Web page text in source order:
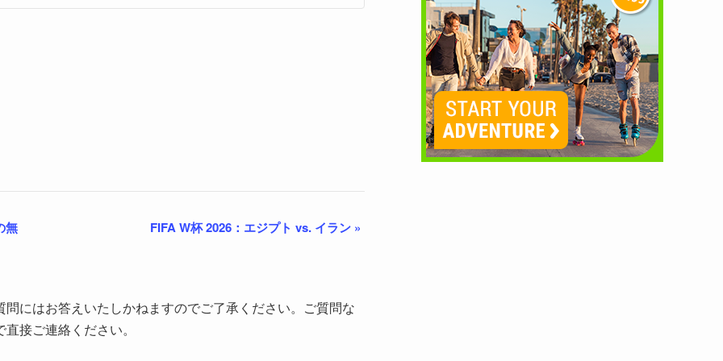
無 FIFA W杯 2026：エジプト vs. イラン »
にはお答えいたしかねますのでご了承ください。ご質問な
接ご連絡ください。